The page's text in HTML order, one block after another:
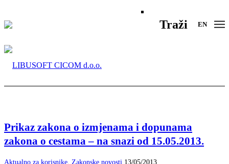
Traži EN
Prikaz zakona o izmjenama i dopunama
zakona o cestama – na snazi od 15.05.2013.
Aktualno za korisnike Zakonske novosti 13/05/2013